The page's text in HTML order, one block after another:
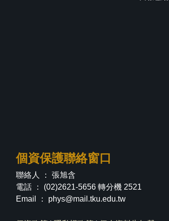
個資保護聯絡窗口
聯絡人 ： 張旭含
電話 ： (02)2621-5656 轉分機 2521
Email ： phys@mail.tku.edu.tw